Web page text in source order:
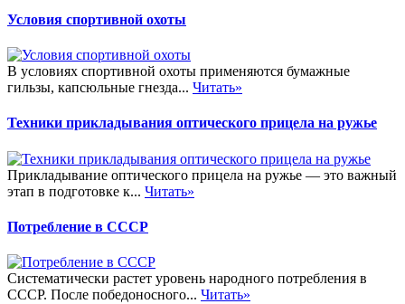
Условия спортивной охоты
В условиях спортивной охоты применяются бумажные
гильзы, капсюльные гнезда... Читать»
Техники прикладывания оптического прицела на ружье
Прикладывание оптического прицела на ружье — это важный
этап в подготовке к... Читать»
Потребление в СССР
Систематически растет уровень народного потребления в
СССР. После победоносного... Читать»